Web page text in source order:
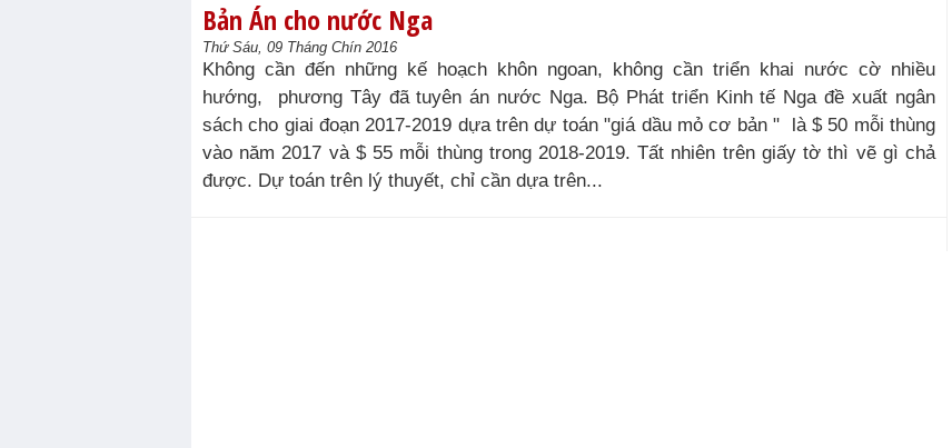
Bản Án cho nước Nga
Thứ Sáu, 09 Tháng Chín 2016
Không cần đến những kế hoạch khôn ngoan, không cần triển khai nước cờ nhiều
hướng, phương Tây đã tuyên án nước Nga. Bộ Phát triển Kinh tế Nga đề xuất ngân
sách cho giai đoạn 2017-2019 dựa trên dự toán "giá dầu mỏ cơ bản " là $ 50 mỗi thùng
vào năm 2017 và $ 55 mỗi thùng trong 2018-2019. Tất nhiên trên giấy tờ thì vẽ gì chả
được. Dự toán trên lý thuyết, chỉ cần dựa trên...